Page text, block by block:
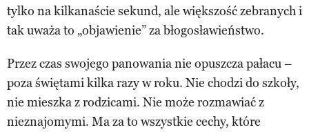
tylko na kilkanaście sekund, ale większość zebranych i
tak uważa to „objawienie” za błogosławieństwo.
Przez czas swojego panowania nie opuszcza pałacu –
poza świętami kilka razy w roku. Nie chodzi do szkoły,
nie mieszka z rodzicami. Nie może rozmawiać z
nieznajomymi. Ma za to wszystkie cechy, które